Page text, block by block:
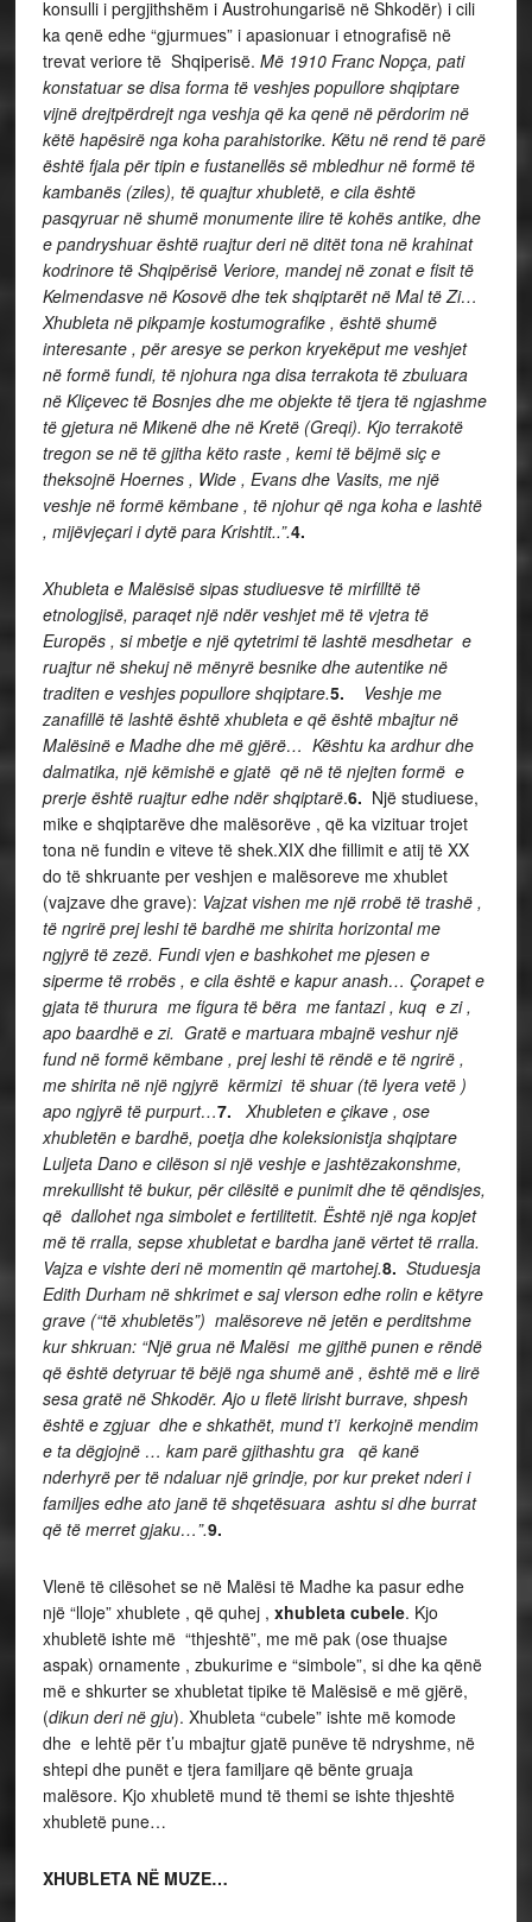
konsulli i pergjithshëm i Austrohungarisë në Shkodër) i cili
ka qenë edhe “gjurmues” i apasionuar i etnografisë në
trevat veriore të Shqiperisë. Më 1910 Franc Nopça, pati
konstatuar se disa forma të veshjes popullore shqiptare
vijnë drejtpërdrejt nga veshja që ka qenë në përdorim në
këtë hapësirë nga koha parahistorike. Këtu në rend të parë
është fjala për tipin e fustanellës së mbledhur në formë të
kambanës (ziles), të quajtur xhubletë, e cila është
pasqyruar në shumë monumente ilire të kohës antike, dhe
e pandryshuar është ruajtur deri në ditët tona në krahinat
kodrinore të Shqipërisë Veriore, mandej në zonat e fisit të
Kelmendasve në Kosovë dhe tek shqiptarët në Mal të Zi…
Xhubleta në pikpamje kostumografike , është shumë
interesante , për aresye se perkon kryekëput me veshjet
në formë fundi, të njohura nga disa terrakota të zbuluara
në Kliçevec të Bosnjes dhe me objekte të tjera të ngjashme
të gjetura në Mikenë dhe në Kretë (Greqi). Kjo terrakotë
tregon se në të gjitha këto raste , kemi të bëjmë siç e
theksojnë Hoernes , Wide , Evans dhe Vasits, me një
veshje në formë këmbane , të njohur që nga koha e lashtë
, mijëvjeçari i dytë para Krishtit..”.4.
Xhubleta e Malësisë sipas studiuesve të mirfilltë të
etnologjisë, paraqet një ndër veshjet më të vjetra të
Europës , si mbetje e një qytetrimi të lashtë mesdhetar e
ruajtur në shekuj në mënyrë besnike dhe autentike në
traditen e veshjes popullore shqiptare.5.
Veshje me
zanafillë të lashtë është xhubleta e që është mbajtur në
Malësinë e Madhe dhe më gjërë… Kështu ka ardhur dhe
dalmatika, një këmishë e gjatë që në të njejten formë e
prerje është ruajtur edhe ndër shqiptarë.6. Një studiuese,
mike e shqiptarëve dhe malësorëve , që ka vizituar trojet
tona në fundin e viteve të shek.XIX dhe fillimit e atij të XX
do të shkruante per veshjen e malësoreve me xhublet
(vajzave dhe grave): Vajzat vishen me një rrobë të trashë ,
të ngrirë prej leshi të bardhë me shirita horizontal me
ngjyrë të zezë. Fundi vjen e bashkohet me pjesen e
siperme të rrobës , e cila është e kapur anash… Çorapet e
gjata të thurura me figura të bëra me fantazi , kuq e zi ,
apo baardhë e zi. Gratë e martuara mbajnë veshur një
fund në formë këmbane , prej leshi të rëndë e të ngrirë ,
me shirita në një ngjyrë kërmizi të shuar (të lyera vetë )
apo ngjyrë të purpurt…7. Xhubleten e çikave , ose
xhubletën e bardhë, poetja dhe koleksionistja shqiptare
Luljeta Dano e cilëson si një veshje e jashtëzakonshme,
mrekullisht të bukur, për cilësitë e punimit dhe të qëndisjes,
që dallohet nga simbolet e fertilitetit. Është një nga kopjet
më të rralla, sepse xhubletat e bardha janë vërtet të rralla.
Vajza e vishte deri në momentin që martohej.8. Studuesja
Edith Durham në shkrimet e saj vlerson edhe rolin e këtyre
grave (“të xhubletës”) malësoreve në jetën e perditshme
kur shkruan: “Një grua në Malësi me gjithë punen e rëndë
që është detyruar të bëjë nga shumë anë , është më e lirë
sesa gratë në Shkodër. Ajo u fletë lirisht burrave, shpesh
është e zgjuar dhe e shkathët, mund t’i kerkojnë mendim
e ta dëgjojnë … kam parë gjithashtu gra që kanë
nderhyrë per të ndaluar një grindje, por kur preket nderi i
familjes edhe ato janë të shqetësuara ashtu si dhe burrat
që të merret gjaku…”.9.
Vlenë të cilësohet se në Malësi të Madhe ka pasur edhe
një “lloje” xhublete , që quhej , xhubleta cubele. Kjo
xhubletë ishte më “thjeshtë”, me më pak (ose thuajse
aspak) ornamente , zbukurime e “simbole”, si dhe ka qënë
më e shkurter se xhubletat tipike të Malësisë e më gjërë,
(dikun deri në gju). Xhubleta “cubele” ishte më komode
dhe e lehtë për t’u mbajtur gjatë punëve të ndryshme, në
shtepi dhe punët e tjera familjare që bënte gruaja
malësore. Kjo xhubletë mund të themi se ishte thjeshtë
xhubletë pune…
XHUBLETA NË MUZE…